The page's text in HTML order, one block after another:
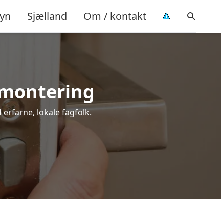
Sjælland Om / kontakt
erfarne, lokale fagfolk.